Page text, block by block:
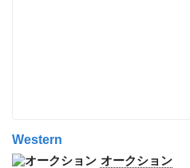
Western
オークション